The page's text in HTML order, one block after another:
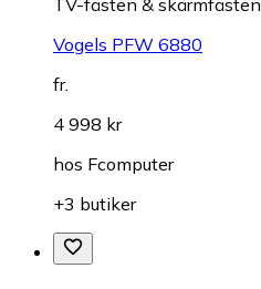
Vogels PFW 6880
fr.
4 998 kr
hos Fcomputer
+3 butiker